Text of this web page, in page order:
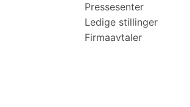
Pressesenter
Ledige stillinger
Firmaavtaler